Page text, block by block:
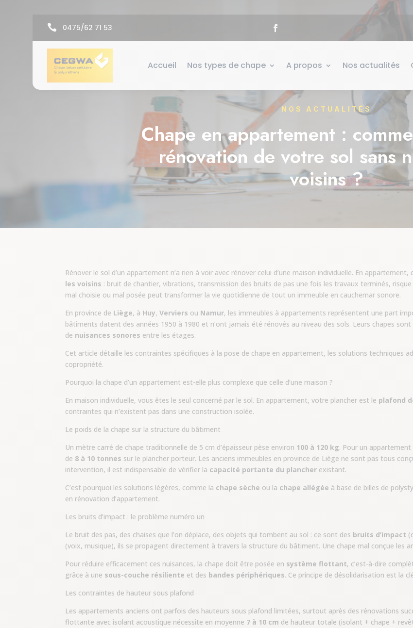
 0475/62 71 53
Accueil Nos types de chape A propos Nos actualités
NOS ACTUALITÉS
Chape en appartement :
rénovation de votre sol sans
voisins ?
Rénover le sol d’un appartement n’a rien à voir avec rénover celui d’une maison individuelle. En
les voisins : bruit de chantier, vibrations, transmission des bruits de pas une fois les travaux terminés,
mal choisie ou mal posée peut transformer la vie quotidienne de tout un immeuble en cauchemar sonore.
En province de Liège, à Huy,Verviers ou Namur, les immeubles à appartements représentent une part
bâtiments datent des années 1950 à 1980 et n’ont jamais été rénovés au niveau des sols. Leurs chapes
de nuisances sonores entre les étages.
Cet article détaille les contraintes spécifiques à la pose de chape en appartement, les solutions techniques
copropriété.
Pourquoi la chape d’un appartement est-elle plus complexe que celle d’une maison ?
En maison individuelle, vous êtes le seul concerné par le sol. En appartement, votre plancher est le plafond
contraintes qui n’existent pas dans une construction isolée.
Le poids de la chape sur la structure du bâtiment
Un mètre carré de chape traditionnelle de 5 cm d’épaisseur pèse environ 100 à 120 kg. Pour un
de 8 à 10 tonnes sur le plancher porteur. Les anciens immeubles en province de Liège ne sont pas tous
intervention, il est indispensable de vérifier la capacité portante du plancher existant.
C’est pourquoi les solutions légères, comme la chape sèche ou la chape allégée à base de billes de
en rénovation d’appartement.
Les bruits d’impact : le problème numéro un
Le bruit des pas, des chaises que l’on déplace, des objets qui tombent au sol : ce sont des bruits d’impact
(voix, musique), ils se propagent directement à travers la structure du bâtiment. Une chape mal conçue les
Pour réduire efficacement ces nuisances, la chape doit être posée en système flottant, c’est-à-dire
grâce à une sous-couche résiliente et des bandes périphériques. Ce principe de désolidarisation est la
Les contraintes de hauteur sous plafond
Les appartements anciens ont parfois des hauteurs sous plafond limitées, surtout après des rénovations
flottante avec isolant acoustique nécessite en moyenne 7 à 10 cm de hauteur totale (isolant + chape +